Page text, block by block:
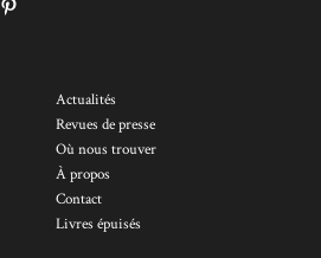
Actualités
Revues de presse
Où nous trouver
À propos
Contact
Livres épuisés